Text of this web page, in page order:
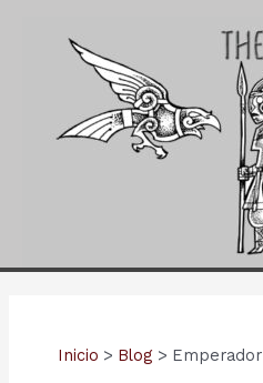
Inicio Blog Emperador